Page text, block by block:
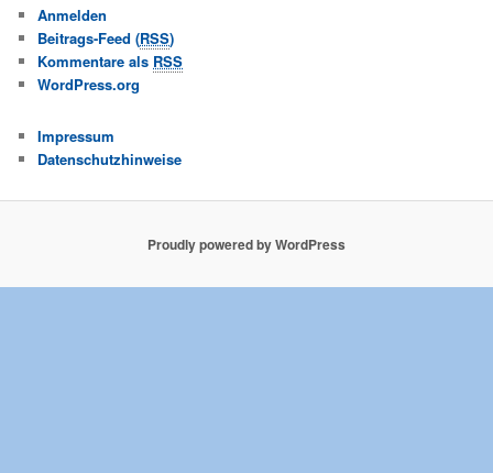
Anmelden
Beitrags-Feed (RSS)
Kommentare als RSS
WordPress.org
Impressum
Datenschutzhinweise
Proudly powered by WordPress